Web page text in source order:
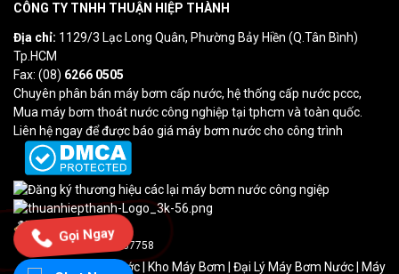
Gọi Ngay
CÔNG TY TNHH THUẬN HIỆP THÀNH
Địa chỉ: 1129/3 Lạc Long Quân, Phường Bảy Hiền (Q.Tân Bình)
Tp.HCM
Fax: (08) 6266 0505
Chuyên phân bán máy bơm cấp nước, hệ thống cấp nước pccc,
Mua máy bơm thoát nước công nghiệp tại tphcm và toàn quốc.
Liên hệ ngay để được báo giá máy bơm nước cho công trình
Lượt truy cập: 0
Tổng truy cập: 237758
Máy Bơm Cấp Nước Kho Máy Bơm | Đại Lý Máy Bơm Nước | Máy